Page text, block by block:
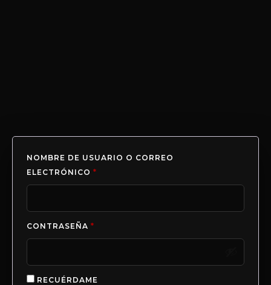
NOMBRE DE USUARIO O CORREO
ELECTRÓNICO *
CONTRASEÑA *
RECUÉRDAME